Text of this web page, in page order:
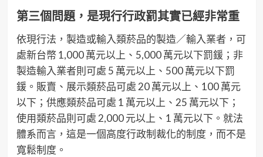
第三個問題，是現行行政罰其實已經非常重
依現行法，製造或輸入類菸品的製造／輸入業者，可
處新台幣 1,000 萬元以上、5,000 萬元以下罰鍰；非
製造輸入業者則可處 5 萬元以上、500 萬元以下罰
鍰。販賣、展示類菸品可處 20 萬元以上、100 萬元
以下；供應類菸品可處 1 萬元以上、25 萬元以下；
使用類菸品則可處 2,000 元以上、1 萬元以下。就法
體系而言，這是一個高度行政制裁化的制度，而不是
寬鬆制度。